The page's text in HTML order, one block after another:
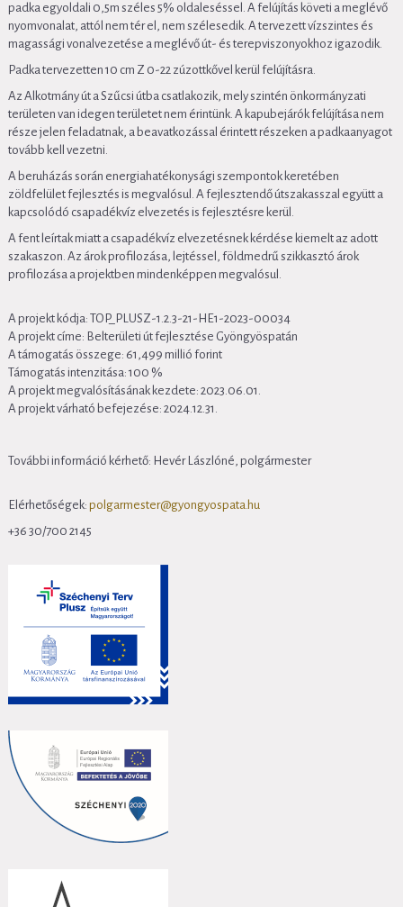
padka egyoldali 0,5m széles 5% oldaleséssel. A felújítás követi a meglévő
nyomvonalat, attól nem tér el, nem szélesedik. A tervezett vízszintes és
magassági vonalvezetése a meglévő út- és terepviszonyokhoz igazodik.
Padka tervezetten 10 cm Z 0-22 zúzottkővel kerül felújításra.
Az Alkotmány út a Szűcsi útba csatlakozik, mely szintén önkormányzati
területen van idegen területet nem érintünk. A kapubejárók felújítása nem
része jelen feladatnak, a beavatkozással érintett részeken a padkaanyagot
tovább kell vezetni.
A beruházás során energiahatékonysági szempontok keretében
zöldfelület fejlesztés is megvalósul. A fejlesztendő útszakasszal együtt a
kapcsolódó csapadékvíz elvezetés is fejlesztésre kerül.
A fent leírtak miatt a csapadékvíz elvezetésnek kérdése kiemelt az adott
szakaszon. Az árok profilozása, lejtéssel, földmedrű szikkasztó árok
profilozása a projektben mindenképpen megvalósul.
A projekt kódja: TOP_PLUSZ-1.2.3-21-HE1-2023-00034
A projekt címe: Belterületi út fejlesztése Gyöngyöspatán
A támogatás összege: 61,499 millió forint
Támogatás intenzitása: 100 %
A projekt megvalósításának kezdete: 2023.06.01.
A projekt várható befejezése: 2024.12.31.
További információ kérhető: Hevér Lászlóné, polgármester
Elérhetőségek: polgarmester@gyongyospata.hu
+36 30/700 2145